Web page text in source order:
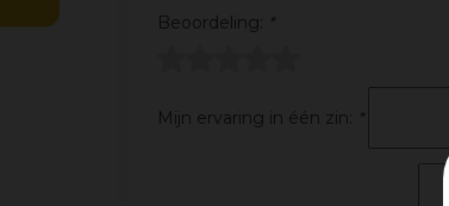
Beoordeling:
*
Mijn ervaring in één zin: *